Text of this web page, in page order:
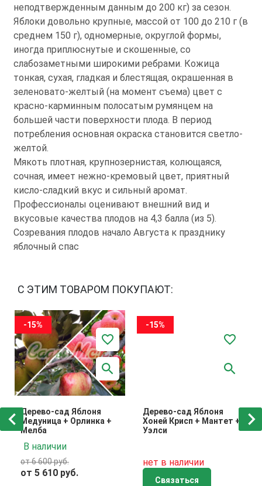
неподтвержденным данным до 200 кг) за сезон.
Яблоки довольно крупные, массой от 100 до 210 г (в
среднем 150 г), одномерные, округлой формы,
иногда приплюснутые и скошенные, со
слабозаметными широкими ребрами. Кожица
тонкая, сухая, гладкая и блестящая, окрашенная в
зеленовато-желтый (на момент съема) цвет с
красно-карминным полосатым румянцем на
большей части поверхности плода. В период
потребления основная окраска становится светло-
желтой.
Мякоть плотная, крупнозернистая, колющаяся,
сочная, имеет нежно-кремовый цвет, приятный
кисло-сладкий вкус и сильный аромат.
Профессионалы оценивают внешний вид и
вкусовые качества плодов на 4,3 балла (из 5).
Созревания плодов начало Августа к празднику
яблочный спас
С ЭТИМ ТОВАРОМ ПОКУПАЮТ:
-15%
Дерево-сад Яблоня
Медуница + Орлинка +
Мелба
В наличии
от 6 600 руб.
от 5 610 руб.
-15%
Дерево-сад Яблоня
Хоней Крисп + Мантет +
Уэлси
нет в наличии
Связаться